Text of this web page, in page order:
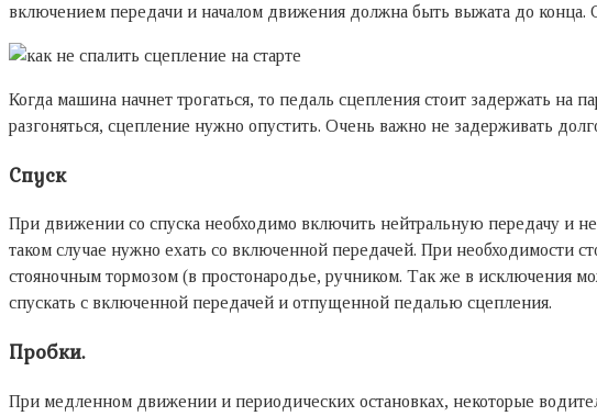
включением передачи и началом движения должна быть выжата до конца.
Когда машина начнет трогаться, то педаль сцепления стоит задержать на
разгоняться, сцепление нужно опустить. Очень важно не задерживать
Спуск
При движении со спуска необходимо включить нейтральную передачу и
таком случае нужно ехать со включенной передачей. При необходимости
стояночным тормозом (в простонародье, ручником. Так же в исключения
спускать с включенной передачей и отпущенной педалью сцепления.
Пробки.
При медленном движении и периодических остановках, некоторые